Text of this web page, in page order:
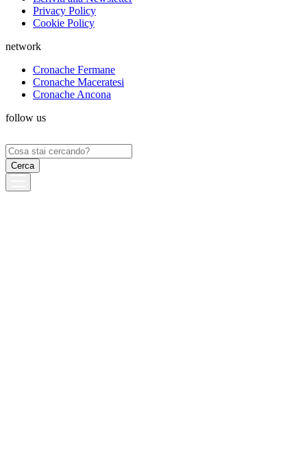
Privacy Policy
Cookie Policy
network
Cronache Fermane
Cronache Maceratesi
Cronache Ancona
follow us
Ricerca
per: